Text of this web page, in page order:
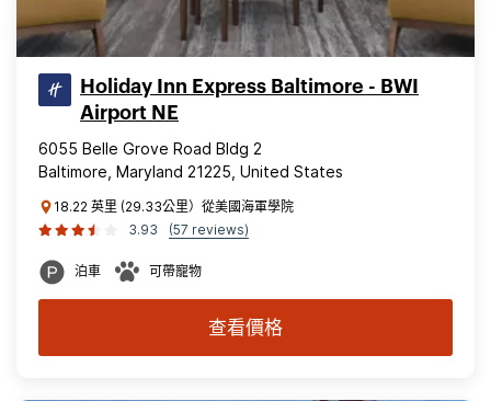
Holiday Inn Express Baltimore - BWI
Airport NE
6055 Belle Grove Road Bldg 2
Baltimore, Maryland 21225, United States
18.22 英里 (29.33公里）從美國海軍學院
3.93
(57 reviews)
泊車 可帶寵物
查看價格